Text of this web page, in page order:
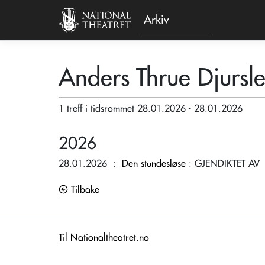
Arkiv
Anders Thrue
1 treff i tidsrommet 28.01.2026 - 28.01.2026
2026
28.01.2026 : Den stundesløse : GJENDIKTET AV
Tilbake
Til Nationaltheatret.no